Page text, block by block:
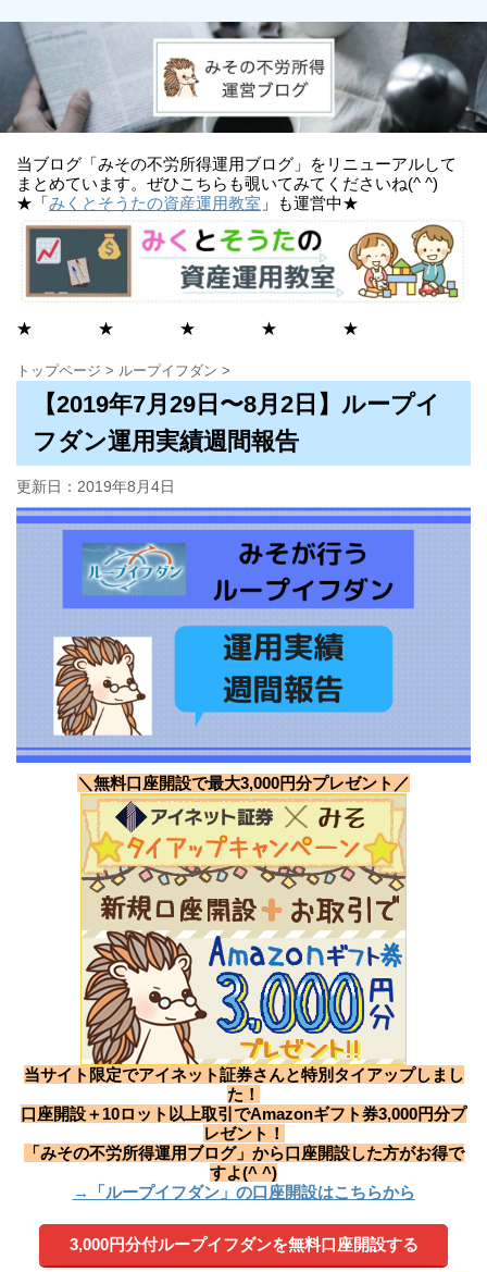
当ブログ「みその不労所得運用ブログ」をリニューアルして
まとめています。ぜひこちらも覗いてみてくださいね(^ ^)
★「みくとそうたの資産運用教室 」も運営中★
★ ★ ★ ★ ★
トップページ > ループイフダン >
【2019年7月29日〜8月2日】ループイ
フダン運用実績週間報告
更新日： 2019年8月4日
＼無料口座開設で最大3,000円分プレゼント／
当サイト限定でアイネット証券さんと特別タイアップしまし
た！
口座開設＋10ロット以上取引でAmazonギフト券3,000円分プ
レゼント！
「みその不労所得運用ブログ」から口座開設した方がお得で
すよ(^ ^)
→「ループイフダン」の口座開設はこちらから
3,000円分付ループイフダンを無料口座開設する